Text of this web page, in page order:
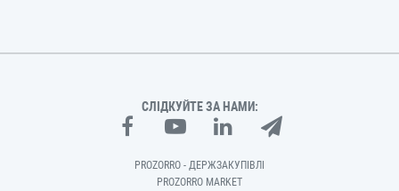
СЛІДКУЙТЕ ЗА НАМИ:
PROZORRO - ДЕРЖЗАКУПІВЛІ
PROZORRO MARKET